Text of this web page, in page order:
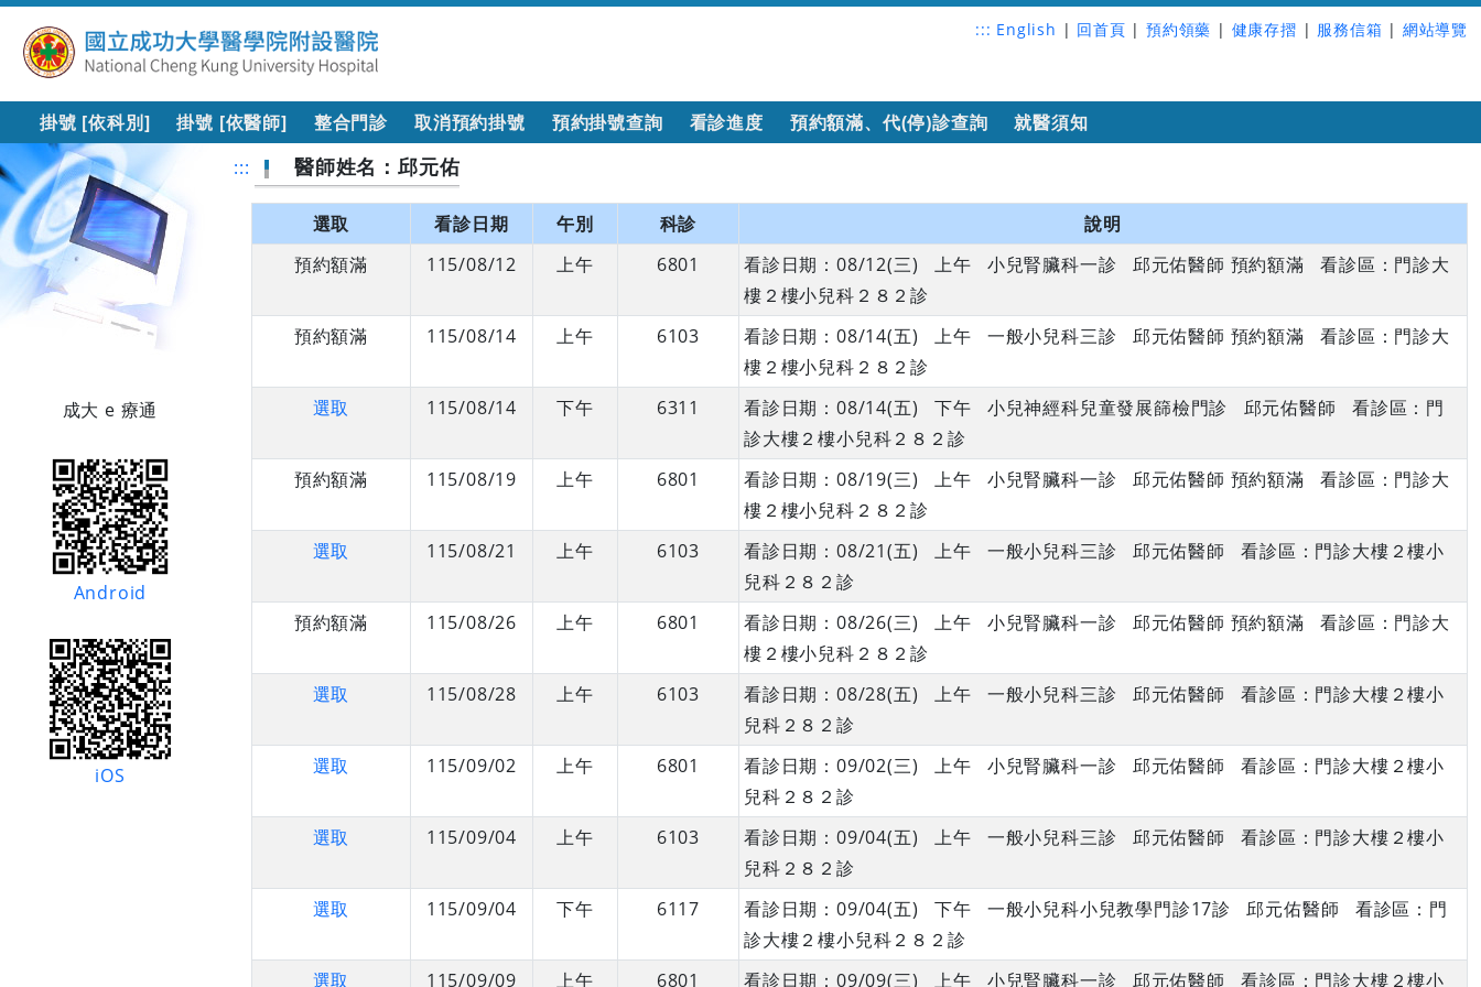
::: English | 回首頁 | 預約領藥 | 健康存摺 | 服務信箱 | 網站導覽
掛號 [依科別] 掛號 [依醫師] 整合門診 取消預約掛號 預約掛號查詢 看診進度 預約額滿、代(停)診查詢 就醫須知
成大 e 療通
Android
iOS
::: 醫師姓名：邱元佑
選取 看診日期 午別 科診
說明
預約額滿
115/08/12 上午 6801
看診日期：08/12(三) 上午 小兒腎臟科一診 邱元佑醫師 預約額滿 看診區：門診大
樓２樓小兒科２８２診
預約額滿
115/08/14 上午 6103
看診日期：08/14(五) 上午 一般小兒科三診 邱元佑醫師 預約額滿 看診區：門診大
樓２樓小兒科２８２診
選取
115/08/14 下午 6311
看診日期：08/14(五) 下午 小兒神經科兒童發展篩檢門診 邱元佑醫師 看診區：門
診大樓２樓小兒科２８２診
預約額滿
115/08/19 上午 6801
看診日期：08/19(三) 上午 小兒腎臟科一診 邱元佑醫師 預約額滿 看診區：門診大
樓２樓小兒科２８２診
選取
115/08/21 上午 6103
看診日期：08/21(五) 上午 一般小兒科三診 邱元佑醫師 看診區：門診大樓２樓小
兒科２８２診
預約額滿
115/08/26 上午 6801
看診日期：08/26(三) 上午 小兒腎臟科一診 邱元佑醫師 預約額滿 看診區：門診大
樓２樓小兒科２８２診
選取
115/08/28 上午 6103
看診日期：08/28(五) 上午 一般小兒科三診 邱元佑醫師 看診區：門診大樓２樓小
兒科２８２診
選取
115/09/02 上午 6801
看診日期：09/02(三) 上午 小兒腎臟科一診 邱元佑醫師 看診區：門診大樓２樓小
兒科２８２診
選取
115/09/04 上午 6103
看診日期：09/04(五) 上午 一般小兒科三診 邱元佑醫師 看診區：門診大樓２樓小
兒科２８２診
選取
115/09/04 下午 6117
看診日期：09/04(五) 下午 一般小兒科小兒教學門診17診 邱元佑醫師 看診區：門
診大樓２樓小兒科２８２診
選取
115/09/09 上午 6801 看診日期：09/09(三) 上午 小兒腎臟科一診 邱元佑醫師 看診區：門診大樓２樓小